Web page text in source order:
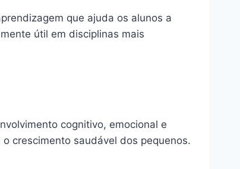
que ajuda os alunos a
útil em disciplinas mais
cognitivo, emocional e
crescimento saudável dos pequenos.